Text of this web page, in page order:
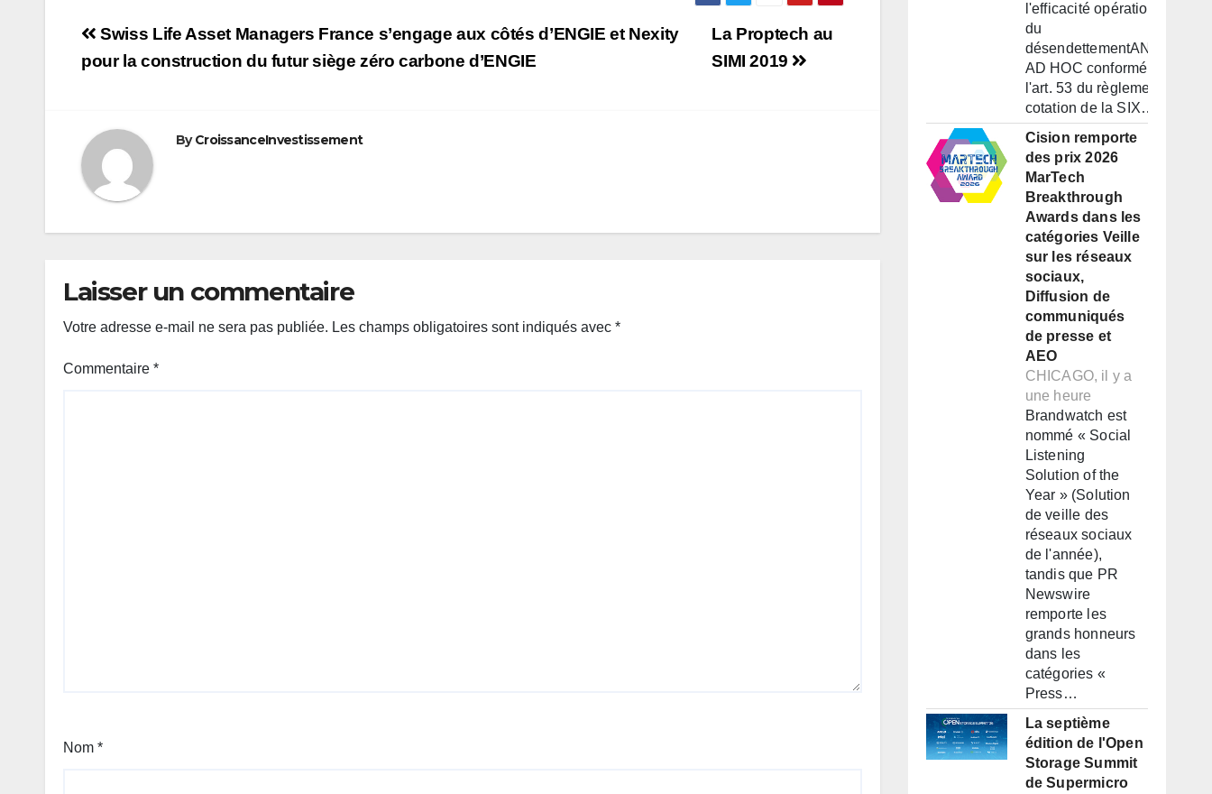
Navigation
de
La Proptech au
SIMI 2019
Swiss Life Asset Managers France s’engage aux côtés d’ENGIE et Nexity
pour la construction du futur siège zéro carbone d’ENGIE
ByCroissanceInvestissement
Laisser un commentaire
Votre adresse e-mail ne sera pas publiée. Les champs obligatoires sont indiqués avec *
Commentaire *
Nom *
l'efficacité opérationnelle et
du
désendettementANNONCE
AD HOC conformément à
l'art. 53 du règlement de
cotation de la SIX…
Cision remporte
des prix 2026
MarTech
Breakthrough
Awards dans les
catégories Veille
sur les réseaux
sociaux,
Diffusion de
communiqués
de presse et
AEO
CHICAGO, il y a
une heure
Brandwatch est
nommé « Social
Listening
Solution of the
Year » (Solution
de veille des
réseaux sociaux
de l'année),
tandis que PR
Newswire
remporte les
grands honneurs
dans les
catégories «
Press…
La septième
édition de l'Open
Storage Summit
de Supermicro